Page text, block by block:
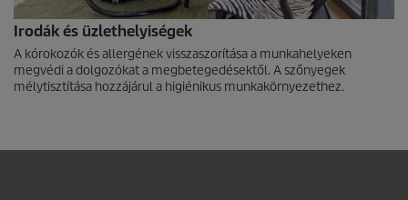
Irodák és üzlethelyiségek
A kórokozók és allergének visszaszorítása a munkahelyeken
megvédi a dolgozókat a megbetegedésektől. A szőnyegek
mélytisztítása hozzájárul a higiénikus munkakörnyezethez.